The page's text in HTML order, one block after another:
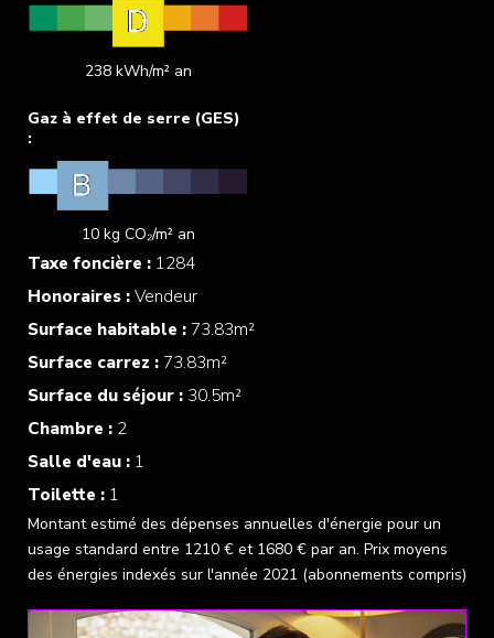
238 kWh/m² an
10 kg CO₂/m² an
Taxe foncière : 1284
Honoraires :Vendeur
Surface habitable : 73.83m²
Surface carrez : 73.83m²
Surface du séjour : 30.5m²
Chambre : 2
Salle d'eau : 1
Toilette : 1
Montant estimé des dépenses annuelles d'énergie pour un
usage standard entre 1210 € et 1680 € par an. Prix moyens
des énergies indexés sur l'année 2021 (abonnements compris)